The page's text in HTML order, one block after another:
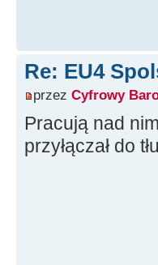
Re: EU4
przez Cyfrowy
Pracują nad
przyłączał do